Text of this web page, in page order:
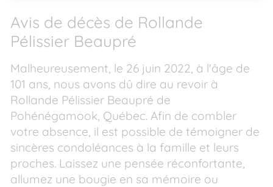
Avis de décès de Rollande
Pélissier Beaupré
Malheureusement, le 26 juin 2022, à l'âge de
101 ans, nous avons dû dire au revoir à
Rollande Pélissier Beaupré de
Pohénégamook, Québec. Afin de combler
votre absence, il est possible de témoigner de
sincères condoléances à la famille et leurs
proches. Laissez une pensée réconfortante,
allumez une bougie en sa mémoire ou